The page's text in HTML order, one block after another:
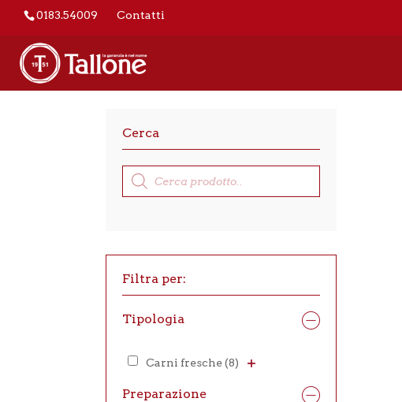
0183.54009 Contatti
Cerca
Products
search
Filtra per:
Tipologia
Carni fresche (8)
Preparazione